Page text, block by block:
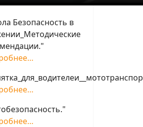
Безопасность в